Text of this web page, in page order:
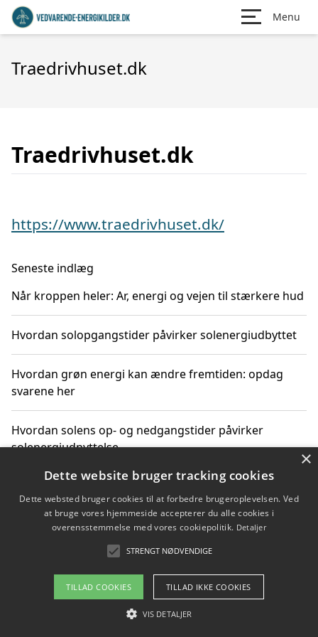
Menu
Traedrivhuset.dk
Traedrivhuset.dk
https://www.traedrivhuset.dk/
Seneste indlæg
Når kroppen heler: Ar, energi og vejen til stærkere hud
Hvordan solopgangstider påvirker solenergiudbyttet
Hvordan grøn energi kan ændre fremtiden: opdag
svarene her
Hvordan solens op- og nedgangstider påvirker
solenergiudnyttelse
Hvordan du får svar på energispørgsmål om
vedvarende energikilder
Om / kontakt
Blog Betingelser
×
Dette website bruger tracking cookies
Dette websted bruger cookies til at forbedre brugeroplevelsen. Ved
at bruge vores hjemmeside accepterer du alle cookies i
overensstemmelse med vores cookiepolitik. Detaljer
STRENGT NØDVENDIGE
TILLAD COOKIES TILLAD IKKE COOKIES
VIS DETALJER